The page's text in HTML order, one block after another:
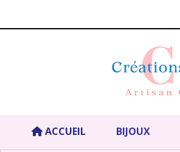
ACCUEIL BIJOUX